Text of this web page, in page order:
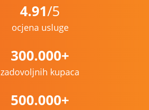
4.91/5
ocjena usluge
300.000+
zadovoljnih kupaca
500.000+